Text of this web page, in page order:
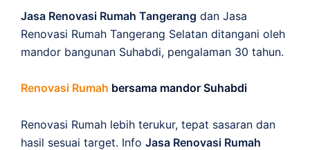
Jasa Renovasi Rumah Tangerang dan Jasa
Renovasi Rumah Tangerang Selatan ditangani oleh
mandor bangunan Suhabdi, pengalaman 30 tahun.
Renovasi Rumah bersama mandor Suhabdi
Renovasi Rumah lebih terukur, tepat sasaran dan
hasil sesuai target. Info Jasa Renovasi Rumah